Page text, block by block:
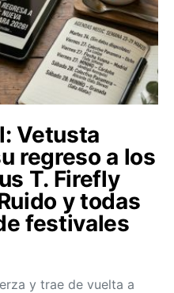
Vetusta
regreso a los
T. Firefly
y todas
festivales
y trae de vuelta a